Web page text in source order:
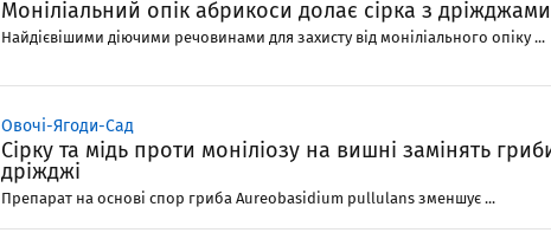
Моніліальний опік абрикоси долає сірка з дріжджами
Найдієвішими діючими речовинами для захисту від моніліального опіку ...
Овочі-Ягоди-Сад
Сірку та мідь проти моніліозу на вишні замінять
дріжджі
Препарат на основі спор гриба Aureobasidium pullulans зменшує ...